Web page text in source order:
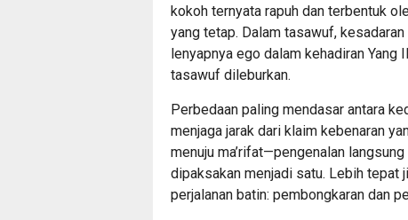
kokoh ternyata rapuh dan terbentuk
yang tetap. Dalam tasawuf,
lenyapnya ego dalam kehadiran
tasawuf dileburkan.
Perbedaan paling mendasar antara
menjaga jarak dari klaim kebenaran
menuju ma’rifat—pengenalan
dipaksakan menjadi satu. Lebih tepat
perjalanan batin: pembongkaran dan